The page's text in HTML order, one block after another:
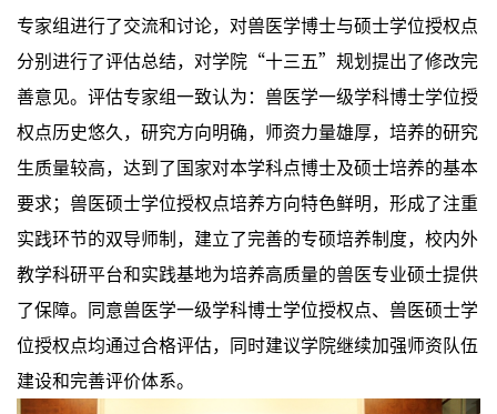
专家组进行了交流和讨论，对兽医学博士与硕士学位授权点
分别进行了评估总结，对学院“十三五”规划提出了修改完
善意见。评估专家组一致认为：兽医学一级学科博士学位授
权点历史悠久，研究方向明确，师资力量雄厚，培养的研究
生质量较高，达到了国家对本学科点博士及硕士培养的基本
要求；兽医硕士学位授权点培养方向特色鲜明，形成了注重
实践环节的双导师制，建立了完善的专硕培养制度，校内外
教学科研平台和实践基地为培养高质量的兽医专业硕士提供
了保障。同意兽医学一级学科博士学位授权点、兽医硕士学
位授权点均通过合格评估，同时建议学院继续加强师资队伍
建设和完善评价体系。